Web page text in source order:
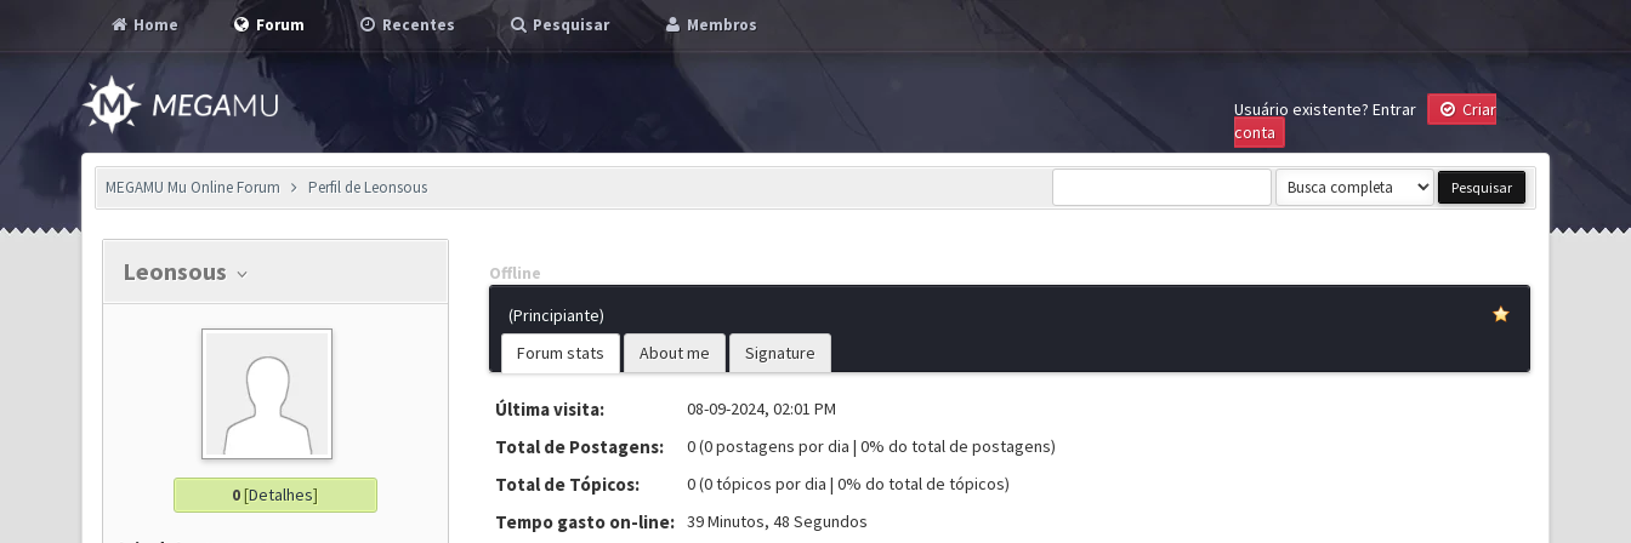
Home Forum Recentes Pesquisar Membros
Usuário existente? Entrar
Criar
conta
MEGAMU Mu Online Forum Perfil de Leonsous
Leonsous
0[Detalhes]
Offline
(Principiante)
Forum stats
About me Signature
Última visita: 08-09-2024, 02:01 PM
Total de Postagens: 0 (0 postagens por dia | 0% do total de postagens)
Total de Tópicos: 0 (0 tópicos por dia | 0% do total de tópicos)
Tempo gasto on-line: 39 Minutos, 48 Segundos